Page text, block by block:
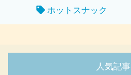
ホットスナック
人気記事